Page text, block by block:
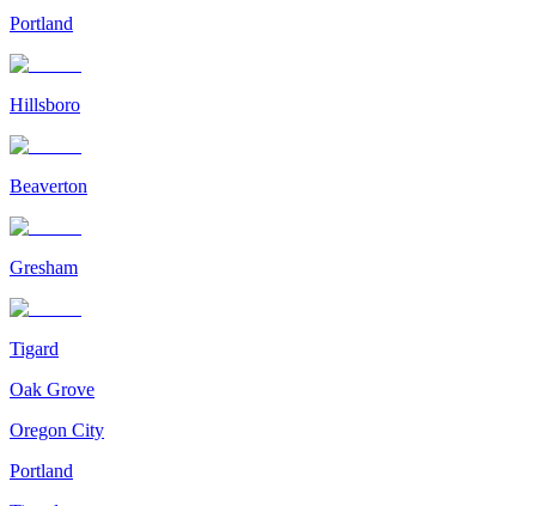
Portland
Hillsboro
Beaverton
Gresham
Tigard
Oak Grove
Oregon City
Portland